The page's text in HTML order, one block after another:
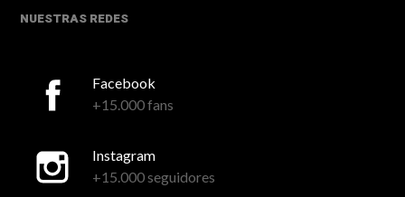
NUESTRAS REDES
Facebook
+15.000 fans
Instagram
+15.000 seguidores